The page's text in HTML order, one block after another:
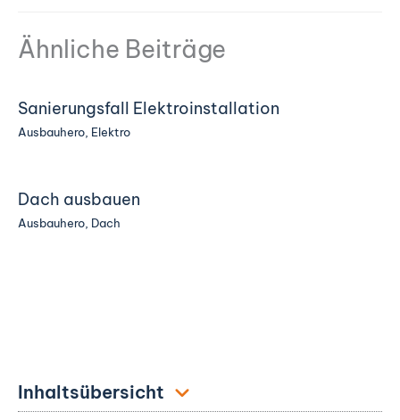
Ähnliche Beiträge
Sanierungsfall Elektroinstallation
Ausbauhero Elektro
Dach ausbauen
Ausbauhero Dach
Inhaltsübersicht